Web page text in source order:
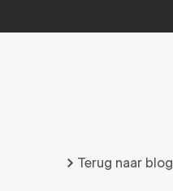
Terug naar blog